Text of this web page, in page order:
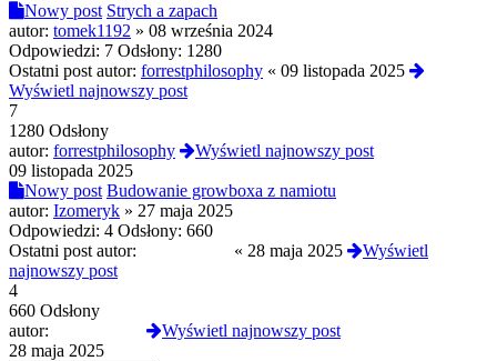
Nowy post Strych a zapach
autor: tomek1192 » 08 września 2024
Odpowiedzi: 7 Odsłony: 1280
Ostatni post autor: forrestphilosophy « 09 listopada 2025
Wyświetl najnowszy post
7
1280 Odsłony
autor: forrestphilosophy
Wyświetl najnowszy post
09 listopada 2025
Nowy post Budowanie growboxa z namiotu
autor: Izomeryk » 27 maja 2025
Odpowiedzi: 4 Odsłony: 660
Ostatni post autor:
« 28 maja 2025
Wyświetl
najnowszy post
4
660 Odsłony
autor:
Wyświetl najnowszy post
28 maja 2025